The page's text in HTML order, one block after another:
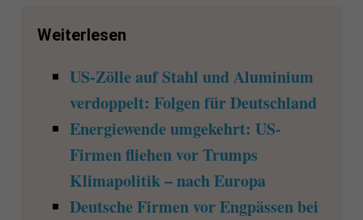
Weiterlesen
US-Zölle auf Stahl und Aluminium
verdoppelt: Folgen für Deutschland
Energiewende umgekehrt: US-
Firmen fliehen vor Trumps
Klimapolitik – nach Europa
Deutsche Firmen vor Engpässen bei